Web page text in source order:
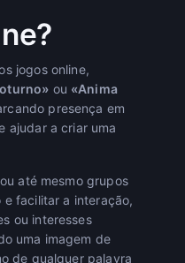
jogos online,
ou «Anima
presença em
ajudar a criar uma
até mesmo grupos
facilitar a interação,
ou interesses
uma imagem de
de qualquer palavra